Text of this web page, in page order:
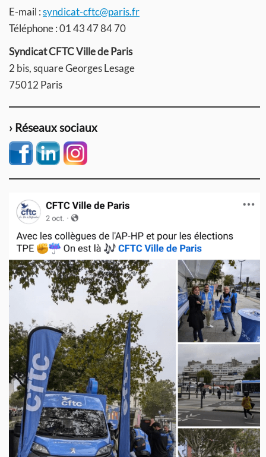
E-mail :syndicat-cftc@paris.fr
Téléphone : 01 43 47 84 70
Syndicat CFTC Ville de Paris
2 bis, square Georges Lesage
75012 Paris
› Réseaux sociaux